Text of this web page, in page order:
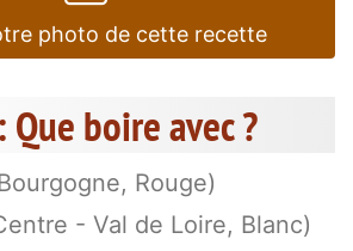
photo de cette recette
boire avec ?
Rouge)
- Val de Loire, Blanc)